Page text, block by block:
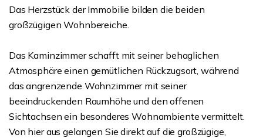
Das Herzstück der Immobilie bilden die beiden
großzügigen Wohnbereiche.
Das Kaminzimmer schafft mit seiner behaglichen
Atmosphäre einen gemütlichen Rückzugsort, während
das angrenzende Wohnzimmer mit seiner
beeindruckenden Raumhöhe und den offenen
Sichtachsen ein besonderes Wohnambiente vermittelt.
Von hier aus gelangen Sie direkt auf die großzügige,